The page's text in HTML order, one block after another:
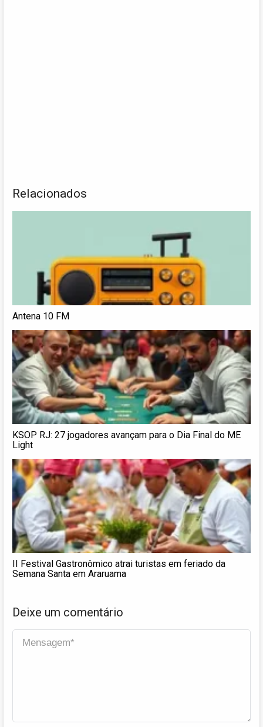
Relacionados
Antena 10 FM
KSOP RJ: 27 jogadores avançam para o Dia Final do ME
Light
II Festival Gastronômico atrai turistas em feriado da
Semana Santa em Araruama
Deixe um comentário